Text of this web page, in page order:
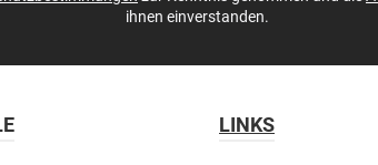
ihnen einverstanden.
LINKS